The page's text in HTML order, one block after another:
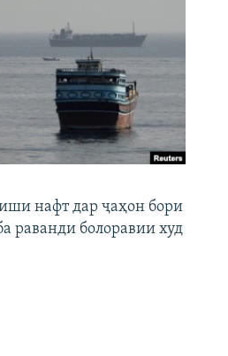
нафт дар ҷаҳон бори
раванди болоравии худ